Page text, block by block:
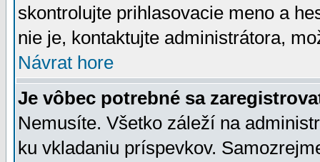
skontrolujte prihlasovacie meno a
nie je, kontaktujte administrátora,
Návrat hore
Je vôbec potrebné sa
Nemusíte. Všetko záleží na
ku vkladaniu príspevkov.